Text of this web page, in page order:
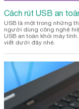
Cách rút USB an
USB là một trong những
người dùng công nghệ
USB an toàn khỏi máy
viết dưới đây nhé.